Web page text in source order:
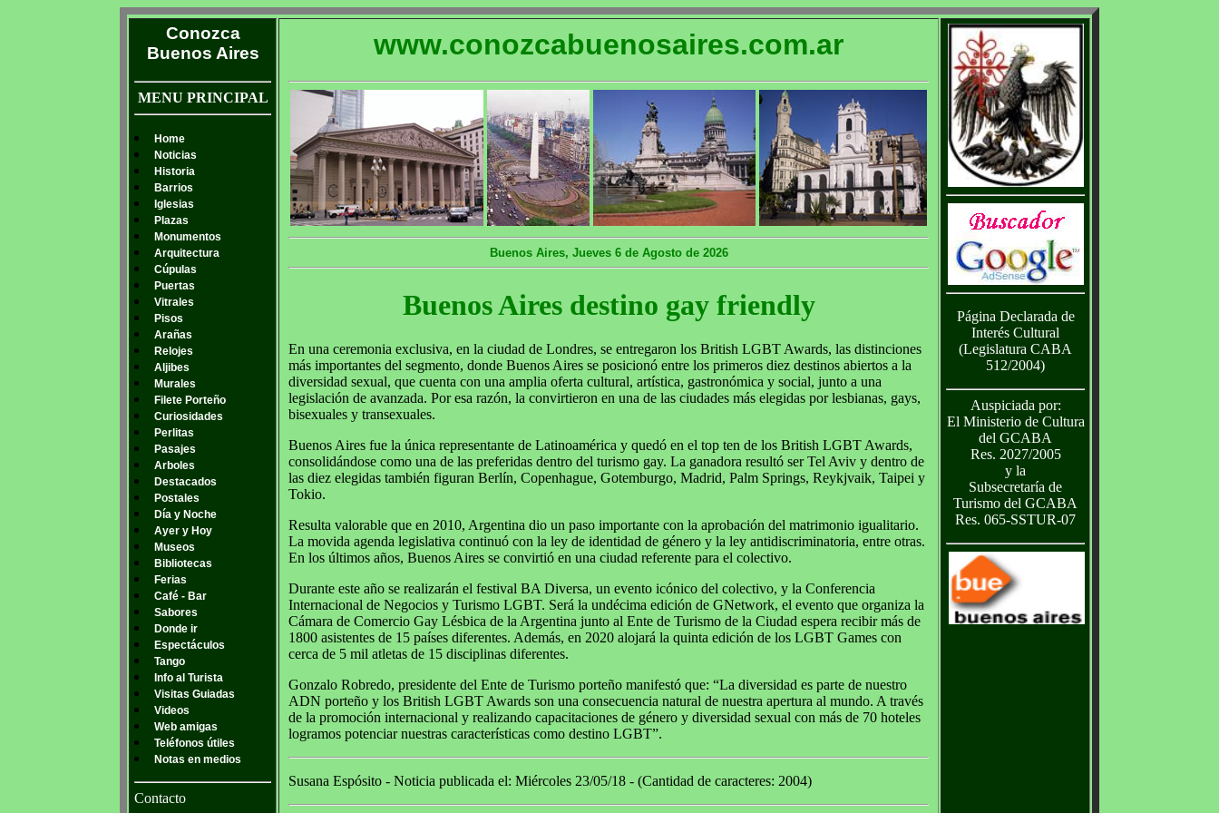
Conozca
Buenos Aires
MENU PRINCIPAL
Home
Noticias
Historia
Barrios
Iglesias
Plazas
Monumentos
Arquitectura
Cúpulas
Puertas
Vitrales
Pisos
Arañas
Relojes
Aljibes
Murales
Filete Porteño
Curiosidades
Perlitas
Pasajes
Arboles
Destacados
Postales
Día y Noche
Ayer y Hoy
Museos
Bibliotecas
Ferias
Café - Bar
Sabores
Donde ir
Espectáculos
Tango
Info al Turista
Visitas Guiadas
Videos
Web amigas
Teléfonos útiles
Notas en medios
Contacto
www.conozcabuenosaires.com.ar
Buenos Aires, Jueves 6 de Agosto de 2026
Buenos Aires destino gay friendly
En una ceremonia exclusiva, en la ciudad de Londres, se entregaron los British LGBT Awards, las distinciones
más importantes del segmento, donde Buenos Aires se posicionó entre los primeros diez destinos abiertos a la
diversidad sexual, que cuenta con una amplia oferta cultural, artística, gastronómica y social, junto a una
legislación de avanzada. Por esa razón, la convirtieron en una de las ciudades más elegidas por lesbianas, gays,
bisexuales y transexuales.
Buenos Aires fue la única representante de Latinoamérica y quedó en el top ten de los British LGBT Awards,
consolidándose como una de las preferidas dentro del turismo gay. La ganadora resultó ser Tel Aviv y dentro de
las diez elegidas también figuran Berlín, Copenhague, Gotemburgo, Madrid, Palm Springs, Reykjvaik, Taipei y
Tokio.
Resulta valorable que en 2010, Argentina dio un paso importante con la aprobación del matrimonio igualitario.
La movida agenda legislativa continuó con la ley de identidad de género y la ley antidiscriminatoria, entre otras.
En los últimos años, Buenos Aires se convirtió en una ciudad referente para el colectivo.
Durante este año se realizarán el festival BA Diversa, un evento icónico del colectivo, y la Conferencia
Internacional de Negocios y Turismo LGBT. Será la undécima edición de GNetwork, el evento que organiza la
Cámara de Comercio Gay Lésbica de la Argentina junto al Ente de Turismo de la Ciudad espera recibir más de
1800 asistentes de 15 países diferentes. Además, en 2020 alojará la quinta edición de los LGBT Games con
cerca de 5 mil atletas de 15 disciplinas diferentes.
Gonzalo Robredo, presidente del Ente de Turismo porteño manifestó que: “La diversidad es parte de nuestro
ADN porteño y los British LGBT Awards son una consecuencia natural de nuestra apertura al mundo. A través
de la promoción internacional y realizando capacitaciones de género y diversidad sexual con más de 70 hoteles
logramos potenciar nuestras características como destino LGBT”.
Susana Espósito - Noticia publicada el: Miércoles 23/05/18 - (Cantidad de caracteres: 2004)
Página Declarada de
Interés Cultural
(Legislatura CABA
512/2004)
Auspiciada por:
El Ministerio de Cultura
del GCABA
Res. 2027/2005
y la
Subsecretaría de
Turismo del GCABA
Res. 065-SSTUR-07